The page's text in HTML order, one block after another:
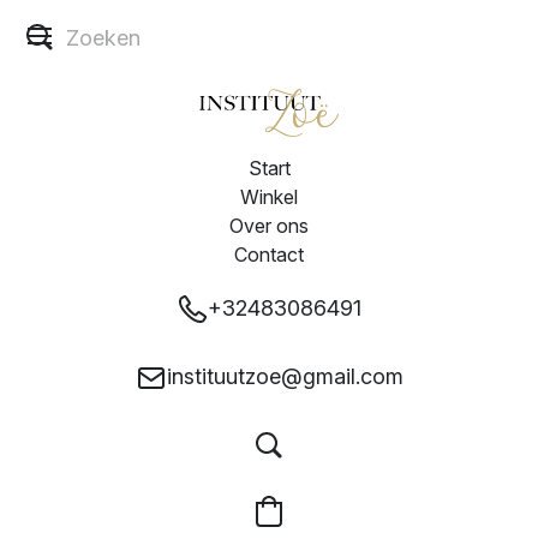
Start
Winkel
Over ons
Contact
+32483086491
instituutzoe@gmail.com